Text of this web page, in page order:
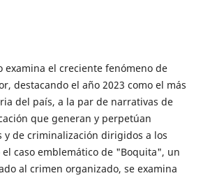
examina el creciente fenómeno de
destacando el año 2023 como el más
del país, a la par de narrativas de
que generan y perpetúan
y de criminalización dirigidos a los
caso emblemático de "Boquita", un
al crimen organizado, se examina